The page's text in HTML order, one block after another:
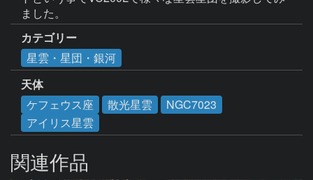
ました。
カテゴリー
星雲・星団・銀河
天体
ケフェウス座
散光星雲
NGC7023
アイリス星雲
関連作品